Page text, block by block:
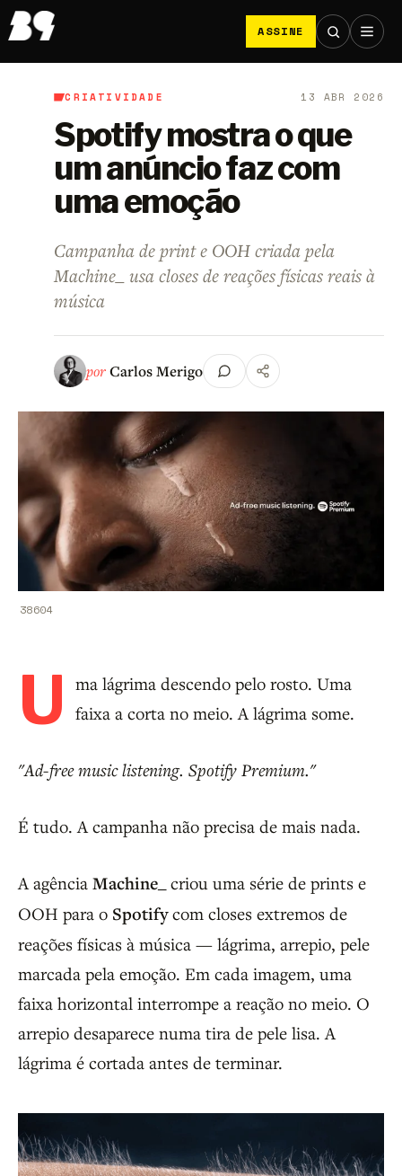
ASSINE
B9/Criatividade
CRIATIVIDADE 13 ABR 2026
Spotify mostra o que
um anúncio faz com
uma emoção
Campanha de print e OOH criada pela
Machine_ usa closes de reações físicas reais à
música
porCarlos Merigo
38604
U ma lágrima descendo pelo rosto. Uma
faixa a corta no meio. A lágrima some.
"Ad-free music listening. Spotify Premium."
É tudo. A campanha não precisa de mais nada.
A agência Machine_ criou uma série de prints e
OOH para o Spotifycom closes extremos de
reações físicas à música — lágrima, arrepio, pele
marcada pela emoção. Em cada imagem, uma
faixa horizontal interrompe a reação no meio. O
arrepio desaparece numa tira de pele lisa. A
lágrima é cortada antes de terminar.